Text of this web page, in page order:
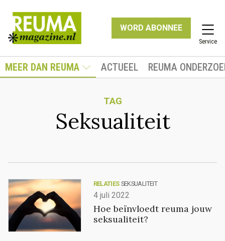
WORD ABONNEE
Service
MEER DAN REUMA ACTUEEL REUMA
TAG
Seksualiteit
RELATIES SEKSUALITEIT
4 juli 2022
Hoe beïnvloedt reuma jouw
seksualiteit?